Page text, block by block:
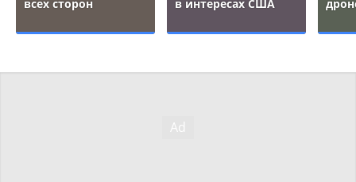
всех сторон
в интересах США